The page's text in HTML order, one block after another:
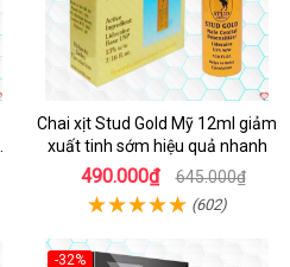
Chai xịt Stud Gold Mỹ 12ml giảm
xuất tinh sớm hiệu quả nhanh
490.000₫ 645.000₫
(602)
-32%